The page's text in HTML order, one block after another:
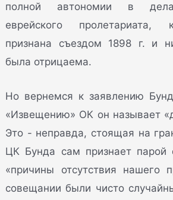
полной автономии в
еврейского пролетариата,
признана съездом 1898 г. и
была отрицаема.
Но вернемся к заявлению
«Извещению» ОК он называет
Это - неправда, стоящая на
ЦК Бунда сам признает парой
«причины отсутствия нашего
совещании были чисто